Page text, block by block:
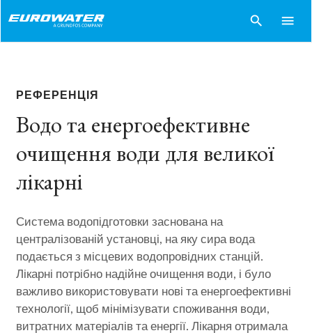
search menu
РЕФЕРЕНЦІЯ
Водо та енергоефективне
очищення води для великої
лікарні
Система водопідготовки заснована на
централізованій установці, на яку сира вода
подається з місцевих водопровідних станцій.
Лікарні потрібно надійне очищення води, і було
важливо використовувати нові та енергоефективні
технології, щоб мінімізувати споживання води,
витратних матеріалів та енергії. Лікарня отримала